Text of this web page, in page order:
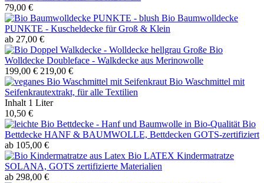
79,00 €
Bio Baumwolldecke
PUNKTE - Kuscheldecke für Groß & Klein
ab 27,00 €
Große Bio
Wolldecke Doubleface - Walkdecke aus Merinowolle
199,00 € 219,00 €
Bio Waschmittel mit
Seifenkrautextrakt, für alle Textilien
Inhalt 1 Liter
10,50 €
Bio
Bettdecke HANF & BAUMWOLLE, Bettdecken GOTS-zertifiziert
ab 105,00 €
Bio LATEX Kindermatratze
SOLANA, GOTS zertifizierte Materialien
ab 298,00 €